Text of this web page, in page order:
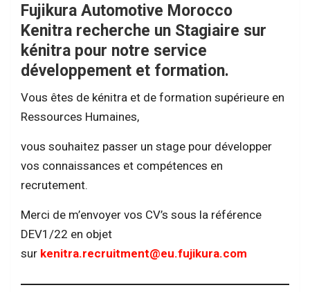
Fujikura Automotive Morocco
Kenitra recherche un Stagiaire sur
kénitra pour notre service
développement et formation.
Vous êtes de kénitra et de formation supérieure en
Ressources Humaines,
vous souhaitez passer un stage pour développer
vos connaissances et compétences en
recrutement.
Merci de m’envoyer vos CV’s sous la référence
DEV1/22 en objet
sur kenitra.recruitment@eu.fujikura.com